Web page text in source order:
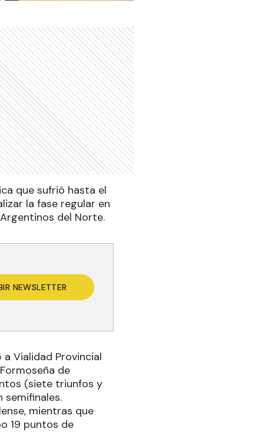
que sufrió hasta el
la fase regular en
del Norte.
NEWSLETTER
Vialidad Provincial
de
(siete triunfos y
mientras que
19 puntos de